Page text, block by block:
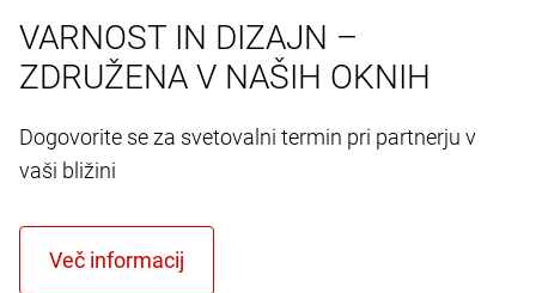
VARNOST IN DIZAJN –
ZDRUŽENA V NAŠIH OKNIH
Dogovorite se za svetovalni termin pri partnerju v
vaši bližini